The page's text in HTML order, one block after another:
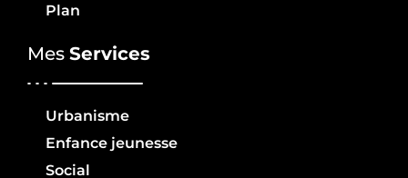
Plan
Mes Services
Urbanisme
Enfance jeunesse
Social